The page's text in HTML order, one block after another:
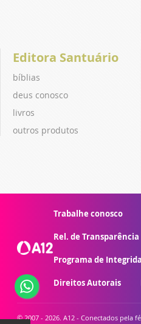
Editora Santuário
bíblias
deus conosco
livros
outros produtos
Trabalhe conosco
Rel. de Transparência
Programa de
Direitos Autorais
© 2007 - 2026. A12 - Conectados pela fé.